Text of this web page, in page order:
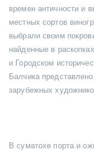
времен античности и
местных сортов
выбрали своим
найденные в
и Городском
Балчика
зарубежных
В суматохе порта и